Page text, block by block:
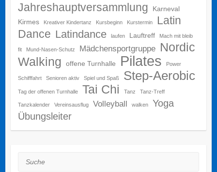
Jahreshauptversammlung
Karneval
Kirmes
Kreativer Kindertanz Kursbeginn Kurstermin
Latin
Dance Latindance laufen Lauftreff Mach mit bleib
fit Mund-Nasen-Schutz Mädchensportgruppe Nordic
Walking
offene Turnhalle Pilates Power
Schifffahrt Senioren aktiv Spiel und Spaß Step-Aerobic
Tag der offenen Turnhalle Tai Chi Tanz Tanz-Treff
Tanzkalender Vereinsausflug Volleyball walken
Yoga
Übungsleiter
Suche